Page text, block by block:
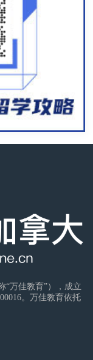
“万佳教育”），成立
。万佳教育依托